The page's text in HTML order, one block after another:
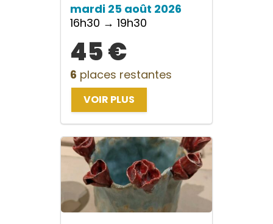
mardi 25 août 2026
16h30 → 19h30
45 €
6 places restantes
VOIR PLUS